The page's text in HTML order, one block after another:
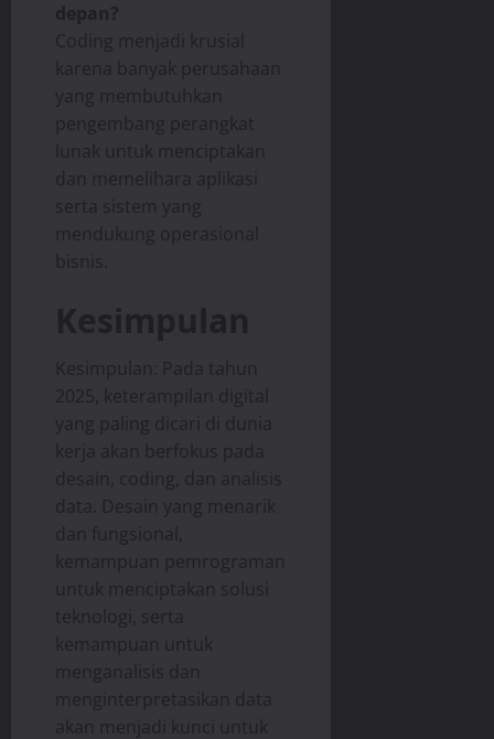
depan?
Coding menjadi krusial
karena banyak perusahaan
yang membutuhkan
pengembang perangkat
lunak untuk menciptakan
dan memelihara aplikasi
serta sistem yang
mendukung operasional
bisnis.
Kesimpulan
Kesimpulan: Pada tahun
2025, keterampilan digital
yang paling dicari di dunia
kerja akan berfokus pada
desain, coding, dan analisis
data. Desain yang menarik
dan fungsional,
kemampuan pemrograman
untuk menciptakan solusi
teknologi, serta
kemampuan untuk
menganalisis dan
menginterpretasikan data
akan menjadi kunci untuk